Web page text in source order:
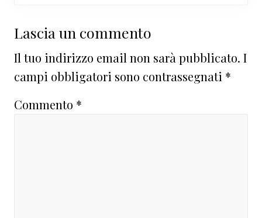
Interazioni
del
lettore
Lascia un commento
Il tuo indirizzo email non sarà pubblicato. I
campi obbligatori sono contrassegnati *
Commento *